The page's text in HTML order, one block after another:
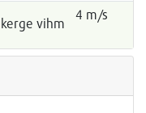
kerge vihm
4 m/s